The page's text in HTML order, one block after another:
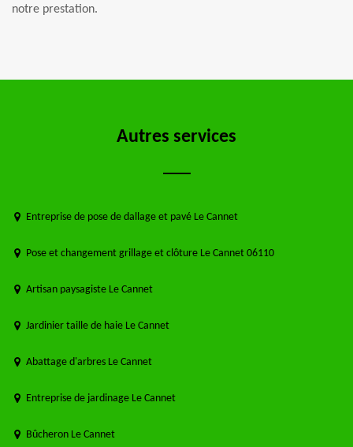
notre prestation.
Autres services
Entreprise de pose de dallage et pavé Le Cannet
Pose et changement grillage et clôture Le Cannet 06110
Artisan paysagiste Le Cannet
Jardinier taille de haie Le Cannet
Abattage d'arbres Le Cannet
Entreprise de jardinage Le Cannet
Bûcheron Le Cannet